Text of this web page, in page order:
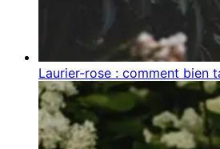
Laurier-rose : comment bien